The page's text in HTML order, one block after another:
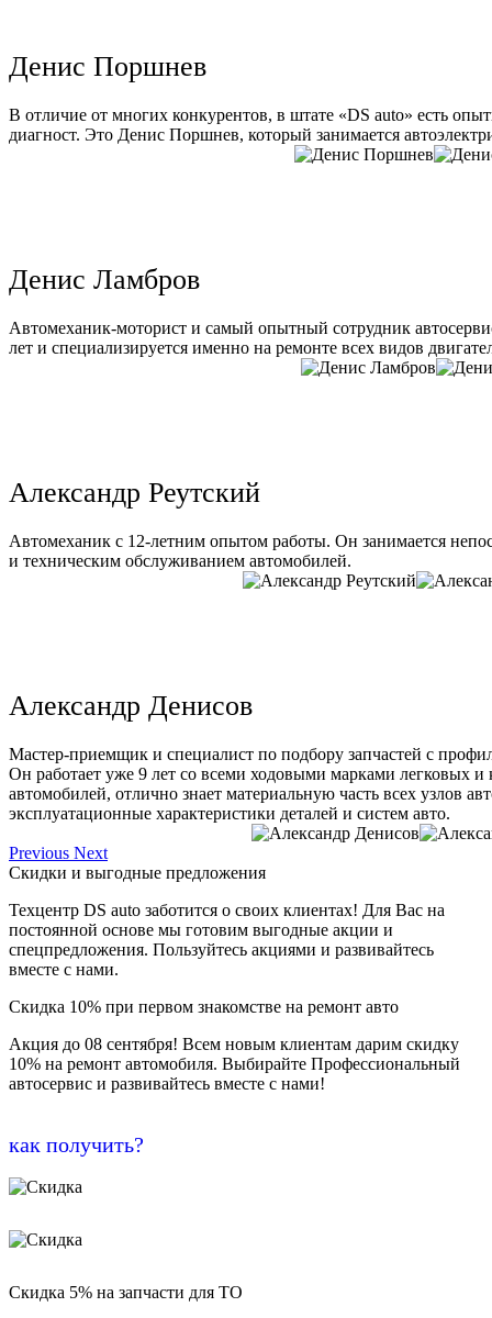
Денис Поршнев
В отличие от многих конкурентов, в штате «DS auto» есть
диагност. Это Денис Поршнев, который занимается
Денис Ламбров
Автомеханик-моторист и самый опытный сотрудник
лет и специализируется именно на ремонте всех видов
Александр Реутский
Автомеханик с 12-летним опытом работы. Он занимается
и техническим обслуживанием автомобилей.
Александр Денисов
Мастер-приемщик и специалист по подбору запчастей с
Он работает уже 9 лет со всеми ходовыми марками легковых и
автомобилей, отлично знает материальную часть всех узлов
эксплуатационные характеристики деталей и систем авто.
Previous Next
Скидки и выгодные предложения
Техцентр DS auto заботится о своих клиентах! Для Вас на
постоянной основе мы готовим выгодные акции и
спецпредложения. Пользуйтесь акциями и развивайтесь
вместе с нами.
Скидка 10% при первом знакомстве на ремонт авто
Акция до 08 сентября! Всем новым клиентам дарим скидку
10% на ремонт автомобиля. Выбирайте Профессиональный
автосервис и развивайтесь вместе с нами!
как получить?
Скидка 5% на запчасти для ТО